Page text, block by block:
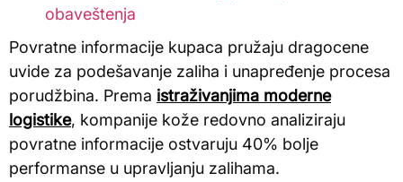
obaveštenja
Povratne informacije kupaca pružaju dragocene
uvide za podešavanje zaliha i unapređenje procesa
porudžbina. Prema istraživanjima moderne
logistike, kompanije kože redovno analiziraju
povratne informacije ostvaruju 40% bolje
performanse u upravljanju zalihama.